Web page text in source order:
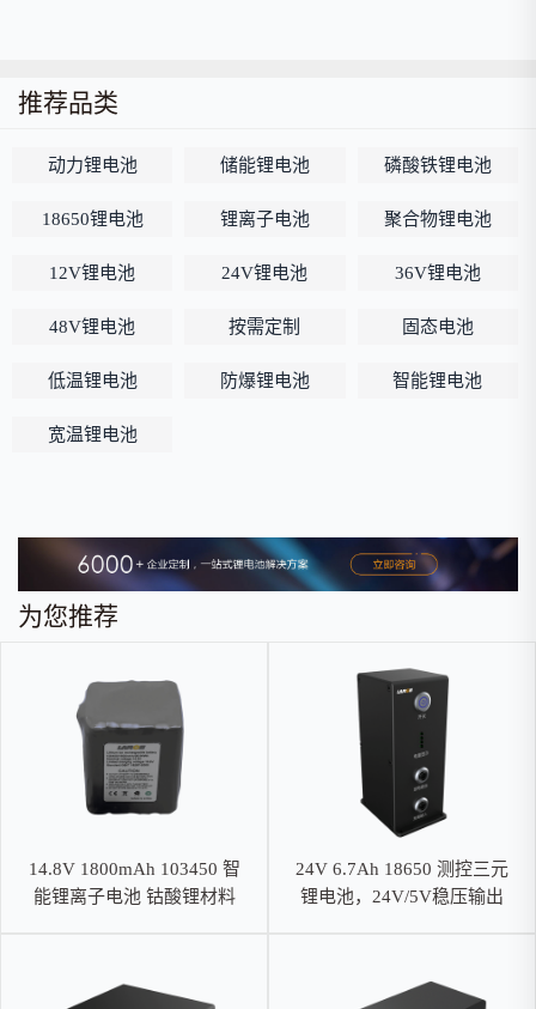
推荐品类
动力锂电池 储能锂电池 磷酸铁锂电池
18650锂电池 锂离子电池 聚合物锂电池
12V锂电池 24V锂电池 36V锂电池
48V锂电池 按需定制 固态电池
低温锂电池 防爆锂电池 智能锂电池
宽温锂电池
为您推荐
14.8V 1800mAh 103450 智
能锂离子电池 钴酸锂材料
24V 6.7Ah 18650 测控三元
锂电池，24V/5V稳压输出